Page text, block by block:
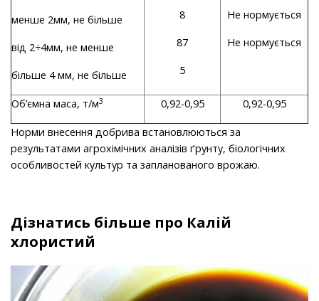
менше 2мм, не більше
від 2÷4мм, не менше
більше 4 мм, не більше
8
87
5
Не нормується
Не нормується
Об’ємна маса, т/м3 0,92-0,95 0,92-0,95
Норми внесення добрива встановлюються за
результатами агрохімічних аналізів ґрунту, біологічних
особливостей культур та запланованого врожаю.
Дізнатись більше про Калій
хлористий